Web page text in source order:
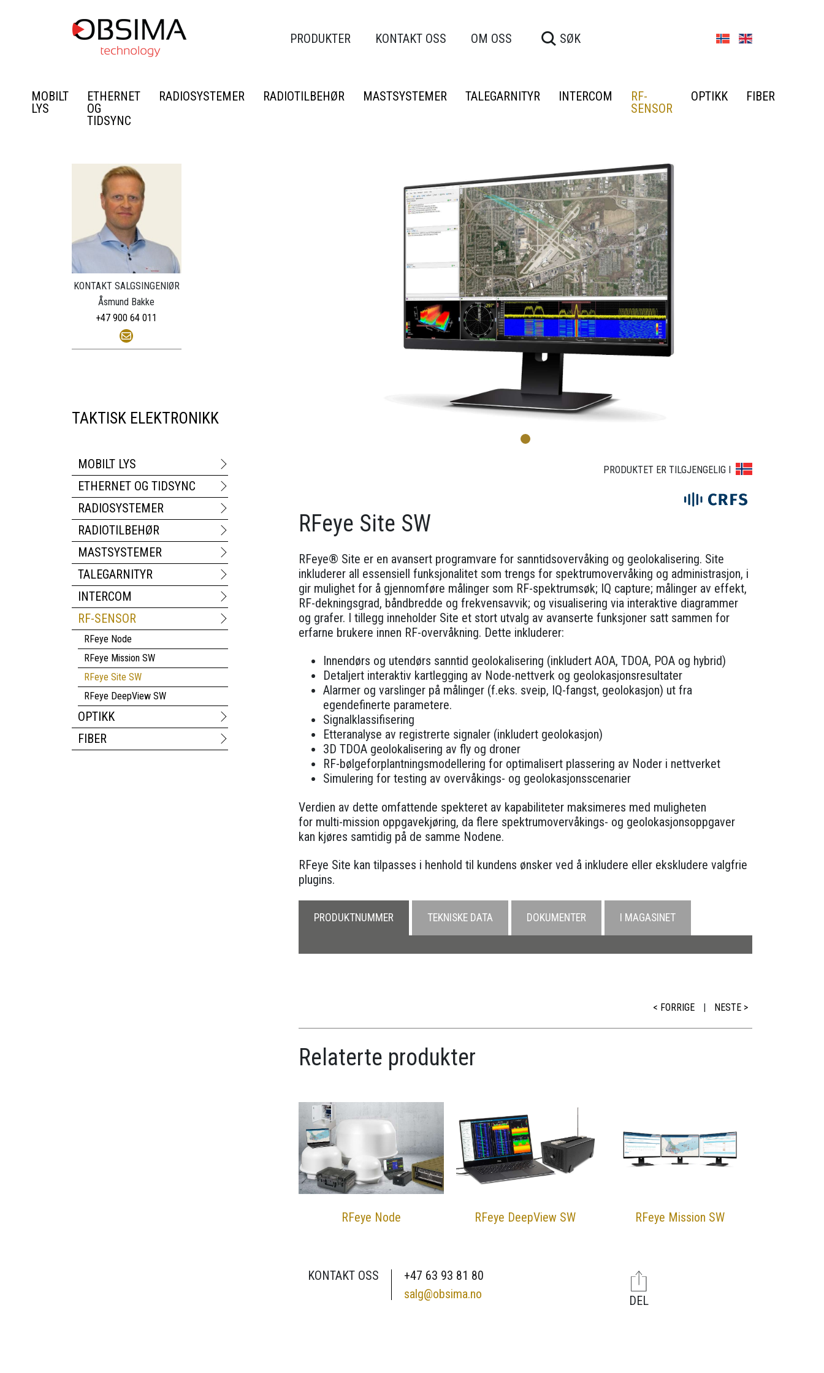
PRODUKTER KONTAKT OSS OM OSS
MOBILT
LYS
ETHERNET
OG
TIDSYNC
RADIOSYSTEMER RADIOTILBEHØR MASTSYSTEMER TALEGARNITYR INTERCOM
RF-
SENSOR
OPTIKK FIBER
KONTAKT SALGSINGENIØR
Åsmund Bakke
+47 900 64 011
TAKTISK ELEKTRONIKK
MOBILT LYS
ETHERNET OG TIDSYNC
RADIOSYSTEMER
RADIOTILBEHØR
MASTSYSTEMER
TALEGARNITYR
INTERCOM
RF-SENSOR
RFeye Node
RFeye Mission SW
RFeye Site SW
RFeye DeepView SW
OPTIKK
FIBER
PRODUKTET ER TILGJENGELIG I
RFeye Site SW
RFeye® Site er en avansert programvare for sanntidsovervåking og geolokalisering. Site
inkluderer all essensiell funksjonalitet som trengs for spektrumovervåking og administrasjon, i
gir mulighet for å gjennomføre målinger som RF-spektrumsøk; IQ capture; målinger av effekt,
RF-dekningsgrad, båndbredde og frekvensavvik; og visualisering via interaktive diagrammer
og grafer. I tillegg inneholder Site et stort utvalg av avanserte funksjoner satt sammen for
erfarne brukere innen RF-overvåkning. Dette inkluderer:
Innendørs og utendørs sanntid geolokalisering (inkludert AOA, TDOA, POA og hybrid)
Detaljert interaktiv kartlegging av Node-nettverk og geolokasjonsresultater
Alarmer og varslinger på målinger (f.eks. sveip, IQ-fangst, geolokasjon) ut fra
egendefinerte parametere.
Signalklassifisering
Etteranalyse av registrerte signaler (inkludert geolokasjon)
3D TDOA geolokalisering av fly og droner
RF-bølgeforplantningsmodellering for optimalisert plassering av Noder i nettverket
Simulering for testing av overvåkings- og geolokasjonsscenarier
Verdien av dette omfattende spekteret av kapabiliteter maksimeres med muligheten
for multi-mission oppgavekjøring, da flere spektrumovervåkings- og geolokasjonsoppgaver
kan kjøres samtidig på de samme Nodene.
RFeye Site kan tilpasses i henhold til kundens ønsker ved å inkludere eller ekskludere valgfrie
plugins.
PRODUKTNUMMER TEKNISKE DATA DOKUMENTER I MAGASINET
< FORRIGE NESTE >
Relaterte produkter
RFeye Node RFeye DeepView SW RFeye Mission SW
KONTAKT OSS
+47 63 93 81 80
salg@obsima.no
DEL